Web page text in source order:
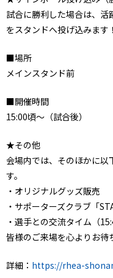
試合に勝利した場合は、
をスタンドへ投げ込みます！
■場所
メインスタンド前
■開催時間
15:00頃～（試合後）
★その他
会場内では、そのほかに以
す。
・オリジナルグッズ販売
・サポーターズクラブ「
・選手との交流タイム（
皆様のご来場を心よりお待
詳細： https://rhea-